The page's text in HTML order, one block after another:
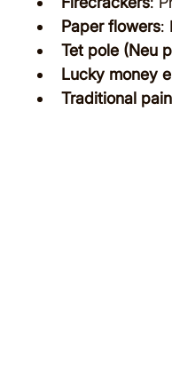
Paper flowers:
Tet pole (Neu
Lucky money
Traditional